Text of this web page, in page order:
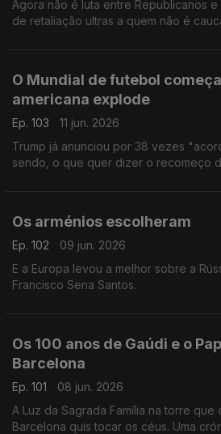
Agora não é luta entre Republicanos e
de retaliação ultras a quem não é
O Mundial de futebol
americana explode
Ep. 103
11 jun. 2026
Trump já anunciou por 38 vezes
sendo, o que quer dizer o recomeço
Os arménios escolheram
Ep. 102
09 jun. 2026
E a Europa levou a melhor sobre a
Francisco Sena Santos.
Os 100 anos de Gaúdi e o
Barcelona
Ep. 101
08 jun. 2026
A Luz da Sagrada Família na torre que
Barcelona quis tocar os céus. Uma